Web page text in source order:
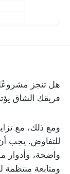
هل تنجز مشروعًا
فريقك الشاق
ومع ذلك، مع
للتفاوض. يجب
واضحة، وأدوار
ومتابعة منتظمة